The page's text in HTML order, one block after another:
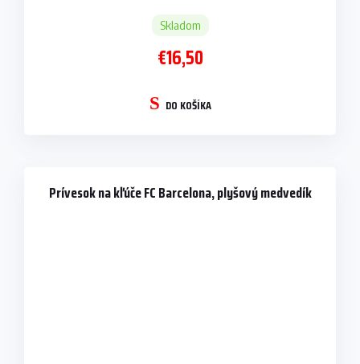
Skladom
€16,50
DO KOŠÍKA
Prívesok na kľúče FC Barcelona, plyšový medvedík